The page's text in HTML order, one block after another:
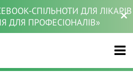
СПІЛЬНОТИ ДЛЯ ЛІКАРІВ
ДЛЯ ПРОФЕСІОНАЛІВ»